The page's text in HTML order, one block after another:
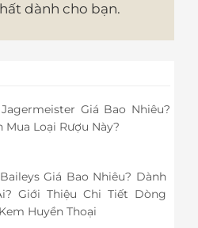
dành cho bạn.
Giá Bao Nhiêu?
Mua Loại Rượu Này?
Giá Bao Nhiêu? Dành
Giới Thiệu Chi Tiết Dòng
Huyền Thoại